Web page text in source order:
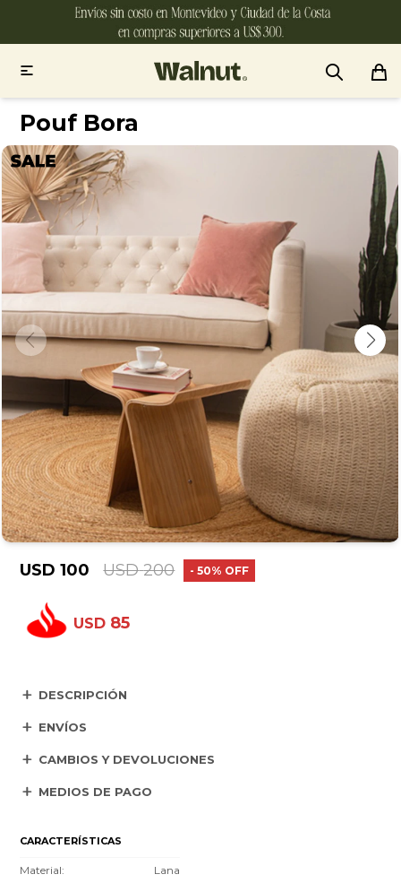

Pouf Bora
USD 100 USD 200 50
USD 85
DESCRIPCIÓN
ENVÍOS
CAMBIOS Y DEVOLUCIONES
MEDIOS DE PAGO
CARACTERÍSTICAS
Material Lana